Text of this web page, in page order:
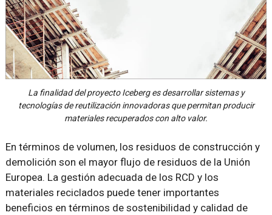
La finalidad del proyecto Iceberg es desarrollar sistemas y
tecnologías de reutilización innovadoras que permitan producir
materiales recuperados con alto valor.
En términos de volumen, los residuos de construcción y
demolición son el mayor flujo de residuos de la Unión
Europea. La gestión adecuada de los RCD y los
materiales reciclados puede tener importantes
beneficios en términos de sostenibilidad y calidad de